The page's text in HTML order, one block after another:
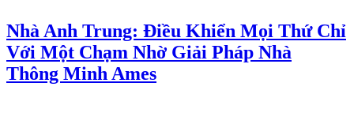
Nhà Anh Trung: Điều Khiển Mọi Thứ Chỉ
Với Một Chạm Nhờ Giải Pháp Nhà
Thông Minh Ames